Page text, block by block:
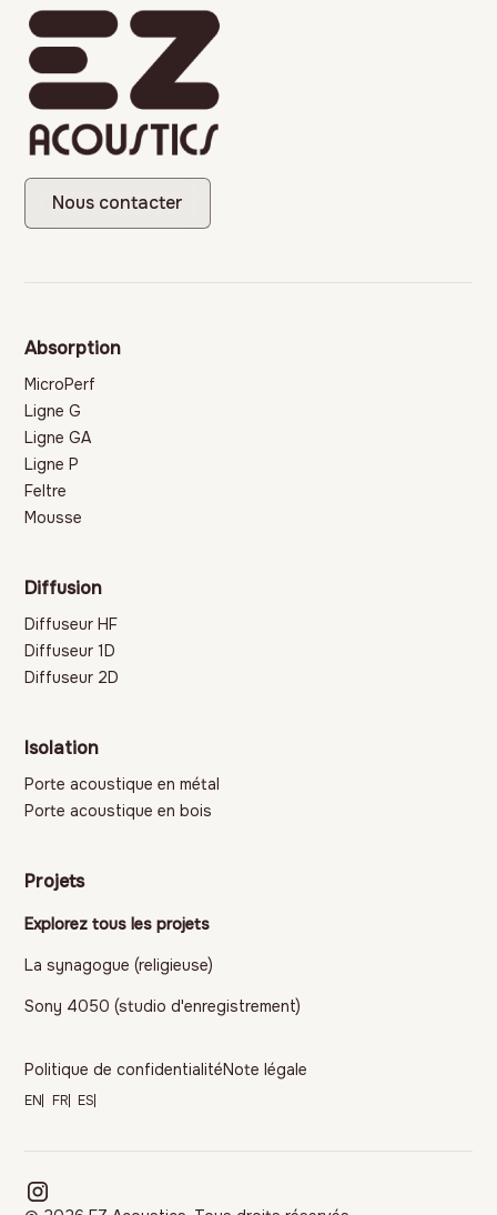
Nous contacter
Absorption
MicroPerf
Ligne G
Ligne GA
Ligne P
Feltre
Mousse
Diffusion
Diffuseur HF
Diffuseur 1D
Diffuseur 2D
Isolation
Porte acoustique en métal
Porte acoustique en bois
Projets
Explorez tous les projets
La synagogue (religieuse)
Sony 4050 (studio d'enregistrement)
Politique de confidentialitéNote légale
EN FR ES